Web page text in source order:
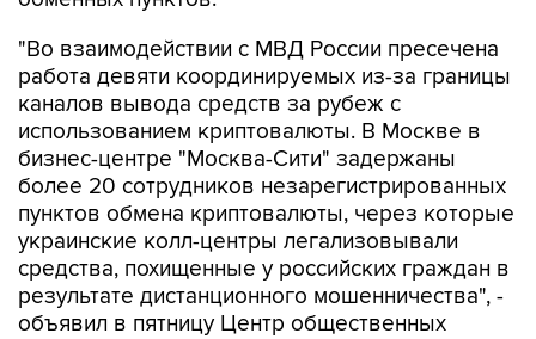
"Во взаимодействии с МВД России пресечена
работа девяти координируемых из-за границы
каналов вывода средств за рубеж с
использованием криптовалюты. В Москве в
бизнес-центре "Москва-Сити" задержаны
более 20 сотрудников незарегистрированных
пунктов обмена криптовалюты, через которые
украинские колл-центры легализовывали
средства, похищенные у российских граждан в
результате дистанционного мошенничества", -
объявил в пятницу Центр общественных